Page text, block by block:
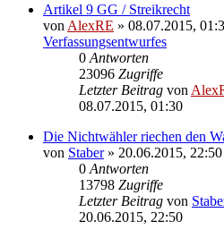
Artikel 9 GG / Streikrecht
von AlexRE » 08.07.2015,
Verfassungsentwurfes
0 Antworten
23096 Zugriffe
Letzter Beitrag von
08.07.2015, 01:30
Die Nichtwähler riechen den
von Staber» 20.06.2015, 22:50
0 Antworten
13798 Zugriffe
Letzter Beitrag von
20.06.2015, 22:50